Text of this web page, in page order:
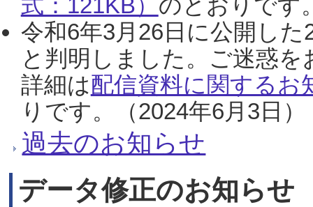
令和6年3月26日に公開し
と判明しました。ご迷惑
詳細は配信資料に関するお
りです。（2024年6月3日）
過去のお知らせ
データ修正のお知らせ